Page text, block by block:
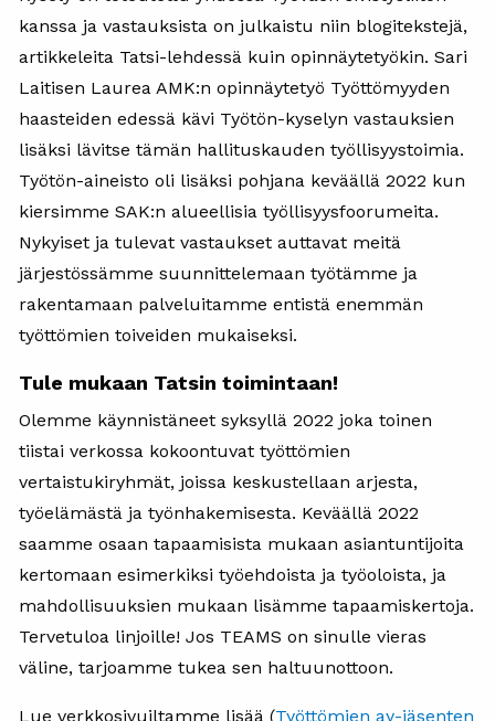
kanssa ja vastauksista on julkaistu niin blogitekstejä,
artikkeleita Tatsi-lehdessä kuin opinnäytetyökin. Sari
Laitisen Laurea AMK:n opinnäytetyö Työttömyyden
haasteiden edessä kävi Työtön-kyselyn vastauksien
lisäksi lävitse tämän hallituskauden työllisyystoimia.
Työtön-aineisto oli lisäksi pohjana keväällä 2022 kun
kiersimme SAK:n alueellisia työllisyysfoorumeita.
Nykyiset ja tulevat vastaukset auttavat meitä
järjestössämme suunnittelemaan työtämme ja
rakentamaan palveluitamme entistä enemmän
työttömien toiveiden mukaiseksi.
Tule mukaan Tatsin toimintaan!
Olemme käynnistäneet syksyllä 2022 joka toinen
tiistai verkossa kokoontuvat työttömien
vertaistukiryhmät, joissa keskustellaan arjesta,
työelämästä ja työnhakemisesta. Keväällä 2022
saamme osaan tapaamisista mukaan asiantuntijoita
kertomaan esimerkiksi työehdoista ja työoloista, ja
mahdollisuuksien mukaan lisämme tapaamiskertoja.
Tervetuloa linjoille! Jos TEAMS on sinulle vieras
väline, tarjoamme tukea sen haltuunottoon.
Lue verkkosivuiltamme lisää (Työttömien ay-jäsenten